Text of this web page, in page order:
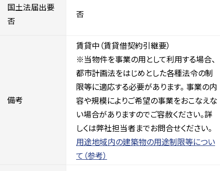
国土法届出要
否
否
備考
賃貸中（賃貸借契約引継要）
※当物件を事業の用として利用する場合、
都市計画法をはじめとした各種法令の制
限等に適応する必要があります。 事業の内
容や規模によりご希望の事業をおこなえな
い場合がありますのでご容赦ください。詳
しくは弊社担当者までお問合せください。
用途地域内の建築物の用途制限等につい
て（参考）